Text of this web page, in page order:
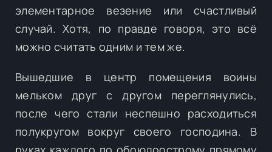
элементарное везение или счастливый
случай. Хотя, по правде говоря, это всё
можно считать одним и тем же.
Вышедшие в центр помещения воины
мельком друг с другом переглянулись,
после чего стали неспешно расходиться
полукругом вокруг своего господина. В